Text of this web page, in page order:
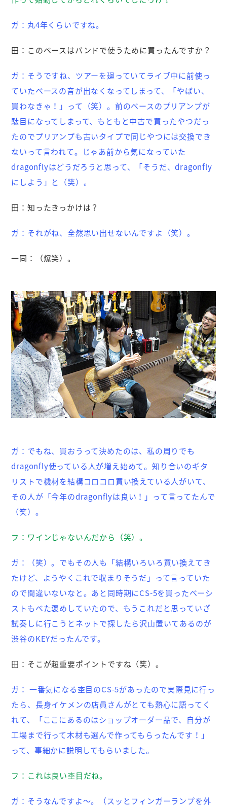
ガ： 丸4年くらいですね。
田： このベースはバンドで使うために買ったんですか？
ガ： そうですね、ツアーを廻っていてライブ中に前使っ
ていたベースの音が出なくなってしまって、「やばい、
買わなきゃ！」って（笑）。前のベースのプリアンプが
駄目になってしまって、もともと中古で買ったやつだっ
たのでプリアンプも古いタイプで同じやつには交換でき
ないって言われて。じゃあ前から気になっていた
dragonflyはどうだろうと思って、「そうだ、dragonfly
にしよう」と（笑）。
田： 知ったきっかけは？
ガ： それがね、全然思い出せないんですよ（笑）。
一同： （爆笑）。
ガ： でもね、買おうって決めたのは、私の周りでも
dragonfly使っている人が増え始めて。知り合いのギタ
リストで機材を結構コロコロ買い換えている人がいて、
その人が「今年のdragonflyは良い！」って言ってたんで
（笑）。
フ： ワインじゃないんだから（笑）。
ガ：
（笑）。でもその人も「結構いろいろ買い換えてき
たけど、ようやくこれで収まりそうだ」って言っていた
ので間違いないなと。あと同時期にCS-5を買ったベーシ
ストもべた褒めしていたので、もうこれだと思っていざ
試奏しに行こうとネットで探したら沢山置いてあるのが
渋谷のKEYだったんです。
田： そこが超重要ポイントですね（笑）。
ガ： 一番気になる杢目のCS-5があったので実際見に行っ
たら、長身イケメンの店員さんがとても熱心に語ってく
れて、「ここにあるのはショップオーダー品で、自分が
工場まで行って木材も選んで作ってもらったんです！」
って、事細かに説明してもらいました。
フ： これは良い杢目だね。
ガ： そうなんですよ～。（スッとフィンガーランプを外